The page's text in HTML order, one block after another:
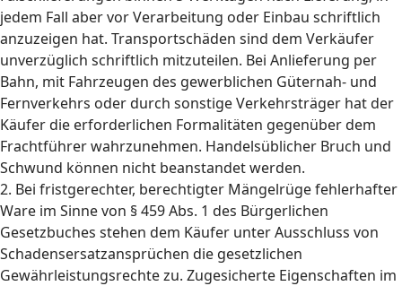
jedem Fall aber vor Verarbeitung oder Einbau schriftlich
anzuzeigen hat. Transportschäden sind dem Verkäufer
unverzüglich schriftlich mitzuteilen. Bei Anlieferung per
Bahn, mit Fahrzeugen des gewerblichen Güternah- und
Fernverkehrs oder durch sonstige Verkehrsträger hat der
Käufer die erforderlichen Formalitäten gegenüber dem
Frachtführer wahrzunehmen. Handelsüblicher Bruch und
Schwund können nicht beanstandet werden.
2. Bei fristgerechter, berechtigter Mängelrüge fehlerhafter
Ware im Sinne von § 459 Abs. 1 des Bürgerlichen
Gesetzbuches stehen dem Käufer unter Ausschluss von
Schadensersatzansprüchen die gesetzlichen
Gewährleistungsrechte zu. Zugesicherte Eigenschaften im